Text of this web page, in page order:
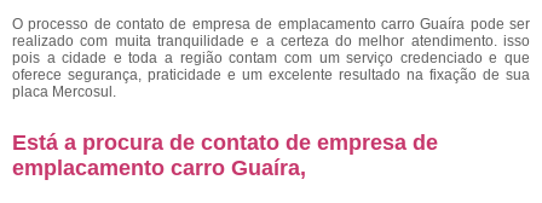
O processo de contato de empresa de emplacamento carro Guaíra pode ser
realizado com muita tranquilidade e a certeza do melhor atendimento. isso
pois a cidade e toda a região contam com um serviço credenciado e que
oferece segurança, praticidade e um excelente resultado na fixação de sua
placa Mercosul.
Está a procura de contato de empresa de
emplacamento carro Guaíra,